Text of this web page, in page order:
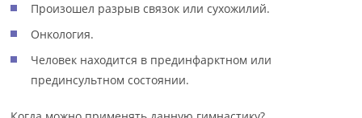
Произошел разрыв связок или сухожилий.
Онкология.
Человек находится в прединфарктном или
прединсультном состоянии.